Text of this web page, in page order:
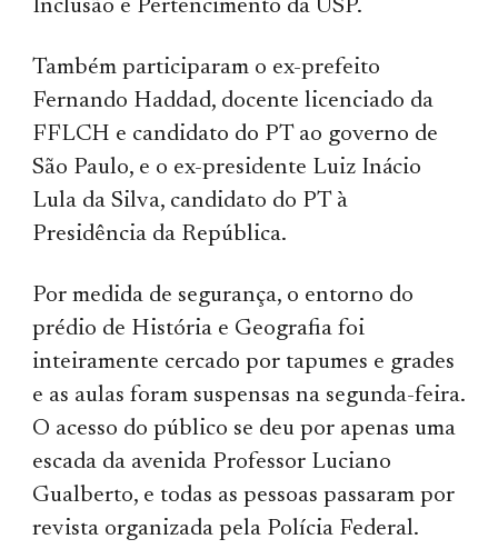
Inclusão e Pertencimento da USP.
Também participaram o ex-prefeito
Fernando Haddad, docente licenciado da
FFLCH e candidato do PT ao governo de
São Paulo, e o ex-presidente Luiz Inácio
Lula da Silva, candidato do PT à
Presidência da República.
Por medida de segurança, o entorno do
prédio de História e Geografia foi
inteiramente cercado por tapumes e grades
e as aulas foram suspensas na segunda-feira.
O acesso do público se deu por apenas uma
escada da avenida Professor Luciano
Gualberto, e todas as pessoas passaram por
revista organizada pela Polícia Federal.